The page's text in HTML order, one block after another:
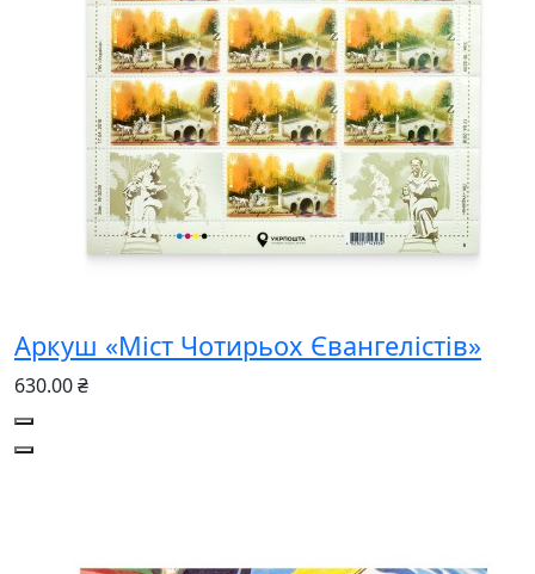
Аркуш «Міст Чотирьох Євангелістів»
630.00 ₴